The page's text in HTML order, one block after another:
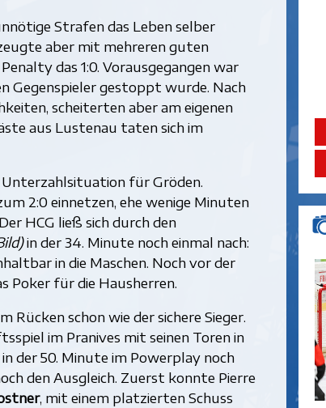
Strafen das Leben selber
aber mit mehreren guten
das 1:0. Vorausgegangen war
Gegenspieler gestoppt wurde. Nach
scheiterten aber am eigenen
aus Lustenau taten sich im
für Gröden.
2:0 einnetzen, ehe wenige Minuten
HCG ließ sich durch den
in der 34. Minute noch einmal nach:
in die Maschen. Noch vor der
Poker für die Hausherren.
schon wie der sichere Sieger.
im Pranives mit seinen Toren in
der 50. Minute im Powerplay noch
den Ausgleich. Zuerst konnte Pierre
, mit einem platzierten Schuss